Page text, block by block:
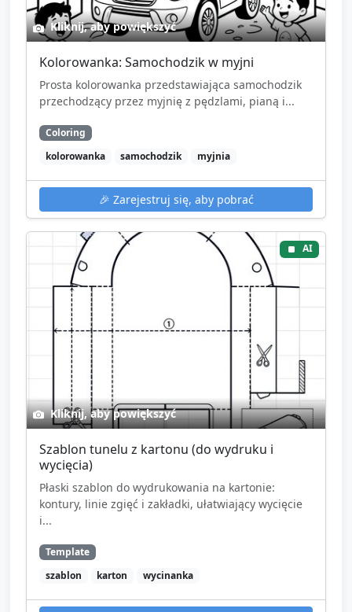
Kliknij, aby powiększyć
Kolorowanka: Samochodzik w myjni
Prosta kolorowanka przedstawiająca samochodzik
przechodzący przez myjnię z pędzlami, pianą i...
Coloring
kolorowanka
samochodzik myjnia
🎉 Zarejestruj się, aby pobrać
AI
Kliknij, aby powiększyć
Szablon tunelu z kartonu (do wydruku i
wycięcia)
Płaski szablon do wydrukowania na kartonie:
kontury, linie zgięć i zakładki, ułatwiający wycięcie
i...
Template
szablon
karton wycinanka